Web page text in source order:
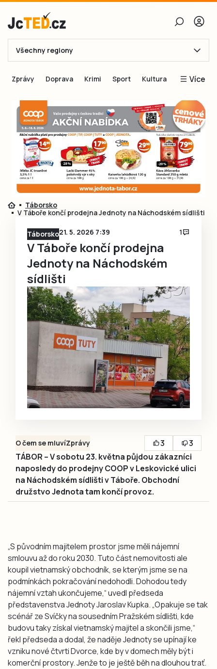
E-mail
Obnovit heslo
Přihlásit se
Přihlásit se přes Facebook
Ještě nemám účet, chci seRegistrovat
Všechny regiony
Zprávy Doprava Krimi Sport Kultura Více
Inspirace
Čtenáři píší
Speciální přílohy
Inzerce
Táborsko
V Táboře končí prodejna Jednoty na Náchodském sídlišti
Táborsko21. 5. 2026 7:39 1
V Táboře končí prodejna
Jednoty na Náchodském
sídlišti
O čem se mluvíZprávy 3
3
TÁBOR – V sobotu 23. května půjdou zákazníci
naposledy do prodejny COOP v Leskovické ulici
na Náchodském sídlišti v Táboře. Obchodní
družstvo Jednota tam končí provoz.
„S původním majitelem prostor jsme měli nájemní
smlouvu až do roku 2030. Tuto část nemovitosti ale
koupil vietnamský obchodník, se kterým jsme se na
podmínkách pokračování nedohodli. Dohodou tedy
nájemní vztah ukončujeme,“ uvedl předseda
představenstva Jednoty Jaroslav Kupka. „Opakuje se tak
scénář ze Svíčky na sousedním Pražském sídlišti, kde
budovu taky získal vietnamský majitel a skončili jsme,“
řekl předseda a dodal, že naděje Jednoty se upínají ke
vzniku nové čtvrti Dvorce, kde by v domech měly být i
komerční prostory. Jenže to je ještě běh na dlouhou trať.